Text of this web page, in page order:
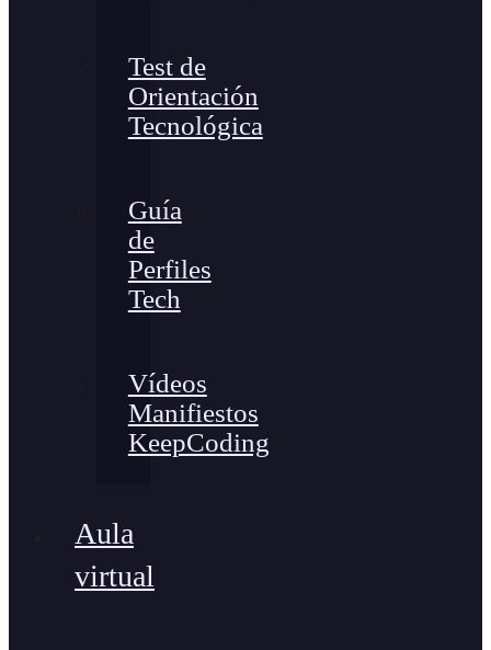
Test de
Orientación
Tecnológica
Guía
de
Perfiles
Tech
Vídeos
Manifiestos
KeepCoding
Aula
virtual